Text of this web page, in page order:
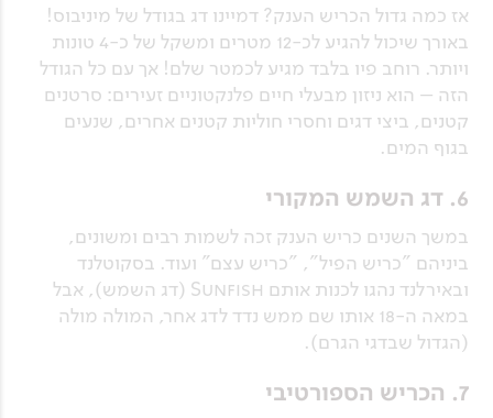
אז כמה גדול הכריש הענק? דמיינו דג בגודל של מיניבוס!
באורך שיכול להגיע לכ-12 מטרים ומשקל של כ-4 טונות
ויותר. רוחב פיו בלבד מגיע לכמטר שלם! אך עם כל הגודל
הזה – הוא ניזון מבעלי חיים פלנקטוניים זעירים: סרטנים
קטנים, ביצי דגים וחסרי חוליות קטנים אחרים, שנעים
בגוף המים.
6. דג השמש המקורי
במשך השנים כריש הענק זכה לשמות רבים ומשונים,
ביניהם "כריש הפיל", "כריש עצם" ועוד. בסקוטלנד
ובאירלנד נהגו לכנות אותם Sunfish (דג השמש), אבל
במאה ה-18 אותו שם ממש נדד לדג אחר, המולה מולה
(הגדול שבדגי הגרם).
7. הכריש הספורטיבי